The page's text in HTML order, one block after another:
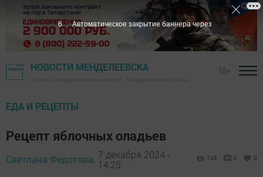
НОВОСТИ МЕНДЕЛЕЕВСКА
ЕДА И РЕЦЕПТЫ
Рецепт яблочных оладьев
Светлана Федотова, 7 декабря 2024 -
14:25
748 0 0
5 Автоматическое закрытие баннера через